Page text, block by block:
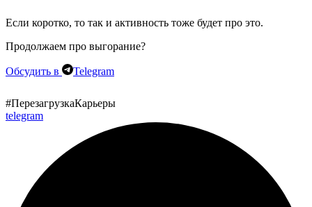
Если коротко, то так и активность тоже будет про это.
Продолжаем про выгорание?
Обсудить в Telegram
#ПерезагрузкаКарьеры
telegram